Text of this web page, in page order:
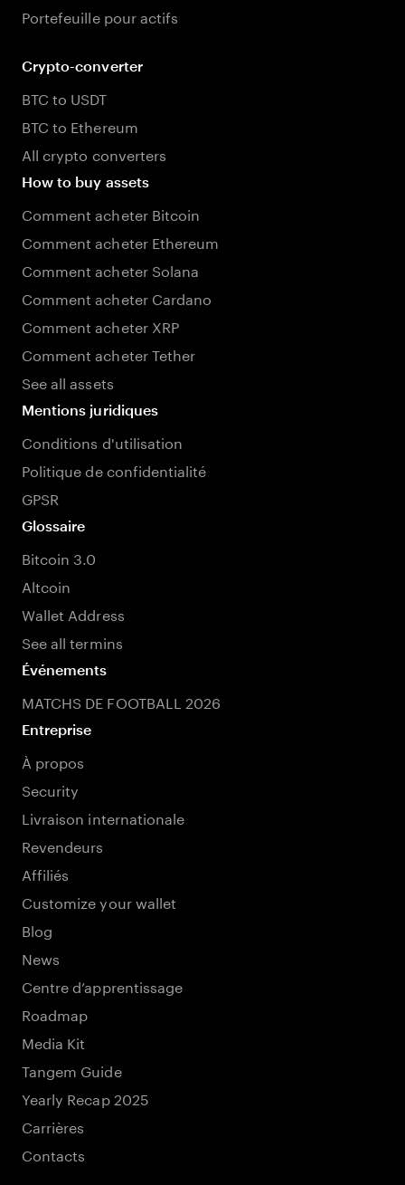
Portefeuille pour actifs
Crypto-converter
BTC to USDT
BTC to Ethereum
All crypto converters
How to buy assets
Comment acheter Bitcoin
Comment acheter Ethereum
Comment acheter Solana
Comment acheter Cardano
Comment acheter XRP
Comment acheter Tether
See all assets
Mentions juridiques
Conditions d'utilisation
Politique de confidentialité
GPSR
Glossaire
Bitcoin 3.0
Altcoin
Wallet Address
See all termins
Événements
MATCHS DE FOOTBALL 2026
Entreprise
À propos
Security
Livraison internationale
Revendeurs
Affiliés
Customize your wallet
Blog
News
Centre d’apprentissage
Roadmap
Media Kit
Tangem Guide
Yearly Recap 2025
Carrières
Contacts